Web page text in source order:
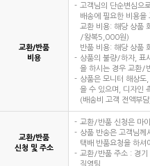
교환/반품
비용
고객님의 단순변심으
배송에 필요한 비용을
교환 비용: 해당 상품
/왕복5,000원)
반품 비용: 해당 상품
상품의 불량/하자, 표
을 하시는 경우 교환/
상품은 모니터 해상도
을 수 있으며, 디자인
(배송비 고객 전액부담
교환/반품
신청 및 주소
교환/반품 신청은 마
상품 반송은 고객님
택배 반품요청을 하셔
교환/반품 주소 : 경